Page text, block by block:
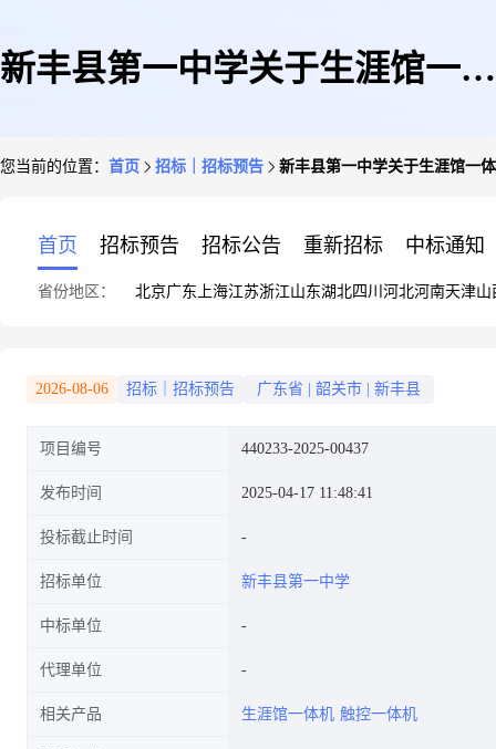
新丰县第一中学关于生涯馆一体
您当前的位置： 首页 招标｜招标预告 新丰县第一中学关于生涯馆一
首页 招标预告 招标公告 重新招标 中标通知
省份地区： 北京广东 上海江苏浙江山东湖北四川 河北河南天津山
2026-08-06 招标｜招标预告 广东省 韶关市 新丰县
项目编号 440233-2025-00437
发布时间 2025-04-17 11:48:41
投标截止时间
招标单位 新丰县第一中学
中标单位
代理单位
相关产品 生涯馆一体机 触控一体机